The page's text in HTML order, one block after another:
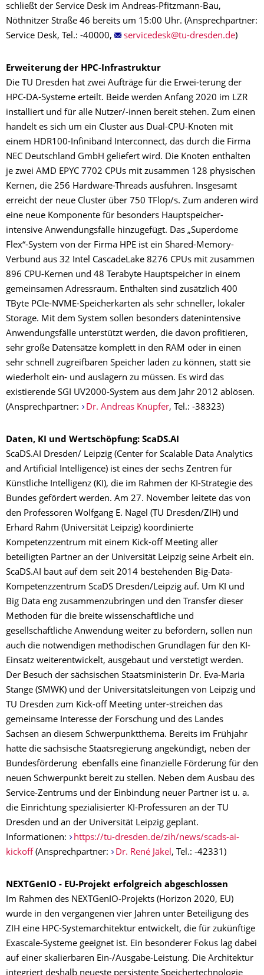
schließt der Service Desk im Andreas-Pfitzmann-Bau,
Nöthnitzer Straße 46 bereits um 15:00 Uhr. (Ansprechpartner:
Service Desk, Tel.: -40000,
)
Erweiterung der HPC-Infrastruktur
Die TU Dresden hat zwei Aufträge für die Erwei-terung der
HPC-DA-Systeme erteilt. Beide werden Anfang 2020 im LZR
installiert und für alle Nutzer/-innen bereit stehen. Zum einen
handelt es sich um ein Cluster aus Dual-CPU-Knoten mit
einem HDR100-Infiniband Interconnect, das durch die Firma
NEC Deutschland GmbH geliefert wird. Die Knoten enthalten
je zwei AMD EPYC 7702 CPUs mit zusammen 128 physischen
Kernen, die 256 Hardware-Threads ausführen. Insgesamt
erreicht der neue Cluster über 750 TFlop/s. Zum anderen wird
eine neue Komponente für besonders Hauptspeicher-
intensive Anwendungsfälle hinzugefügt. Das „Superdome
Flex“-System von der Firma HPE ist ein Shared-Memory-
Verbund aus 32 Intel CascadeLake 8276 CPUs mit zusammen
896 CPU-Kernen und 48 Terabyte Hauptspeicher in einem
gemeinsamen Adressraum. Enthalten sind zusätzlich 400
TByte PCIe-NVME-Speicherkarten als sehr schneller, lokaler
Storage. Mit dem System sollen besonders datenintensive
Anwendungsfälle unterstützt werden, die davon profitieren,
sehr große Datensätze komplett in den RAM oder in einen
sehr schnell zugreifbaren Speicher laden zu können, statt sie
wiederholt ein- und auslagern zu müssen. Es wird das
existierende SGI UV2000-System aus dem Jahr 2012 ablösen.
(Ansprechpartner:
Dr. Andreas Knüpfer, Tel.: -38323)
Daten, KI und Wertschöpfung: ScaDS.AI
ScaDS.AI Dresden/ Leipzig (Center for Scalable Data Analytics
and Artificial Intelligence) ist eines der sechs Zentren für
Künstliche Intelligenz (KI), die im Rahmen der KI-Strategie des
Bundes gefördert werden. Am 27. November leitete das von
den Professoren Wolfgang E. Nagel (TU Dresden/ZIH) und
Erhard Rahm (Universität Leipzig) koordinierte
Kompetenzzentrum mit einem Kick-off Meeting aller
beteiligten Partner an der Universität Leipzig seine Arbeit ein.
ScaDS.AI baut auf dem seit 2014 bestehenden Big-Data-
Kompetenzzentrum ScaDS Dresden/Leipzig auf. Um KI und
Big Data eng zusammenzubringen und den Transfer dieser
Methoden für die breite wissenschaftliche und
gesellschaftliche Anwendung weiter zu befördern, sollen nun
auch die notwendigen methodischen Grundlagen für den KI-
Einsatz weiterentwickelt, ausgebaut und verstetigt werden.
Der Besuch der sächsischen Staatsministerin Dr. Eva-Maria
Stange (SMWK) und der Universitätsleitungen von Leipzig und
TU Dresden zum Kick-off Meeting unter-streichen das
gemeinsame Interesse der Forschung und des Landes
Sachsen an diesem Schwerpunktthema. Bereits im Frühjahr
hatte die sächsische Staatsregierung angekündigt, neben der
Bundesförderung ebenfalls eine finanzielle Förderung für den
neuen Schwerpunkt bereit zu stellen. Neben dem Ausbau des
Service-Zentrums und der Einbindung neuer Partner ist u. a.
die Einrichtung spezialisierter KI-Professuren an der TU
Dresden und an der Universität Leipzig geplant.
Informationen:
https://tu-dresden.de/zih/news/scads-ai-
kickoff (Ansprechpartner: Dr. René Jäkel, Tel.: -42331)
NEXTGenIO - EU-Projekt erfolgreich abgeschlossen
Im Rahmen des NEXTGenIO-Projekts (Horizon 2020, EU)
wurde in den vergangenen vier Jahren unter Beteiligung des
ZIH eine HPC-Systemarchitektur entwickelt, die für zukünftige
Exascale-Systeme geeignet ist. Ein besonderer Fokus lag dabei
auf einer skalierbaren Ein-/Ausgabe-Leistung. Die Architektur